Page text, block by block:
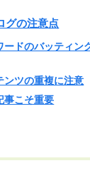
グの注意点
ードのバッティン
ンツの重複に注意
事こそ重要